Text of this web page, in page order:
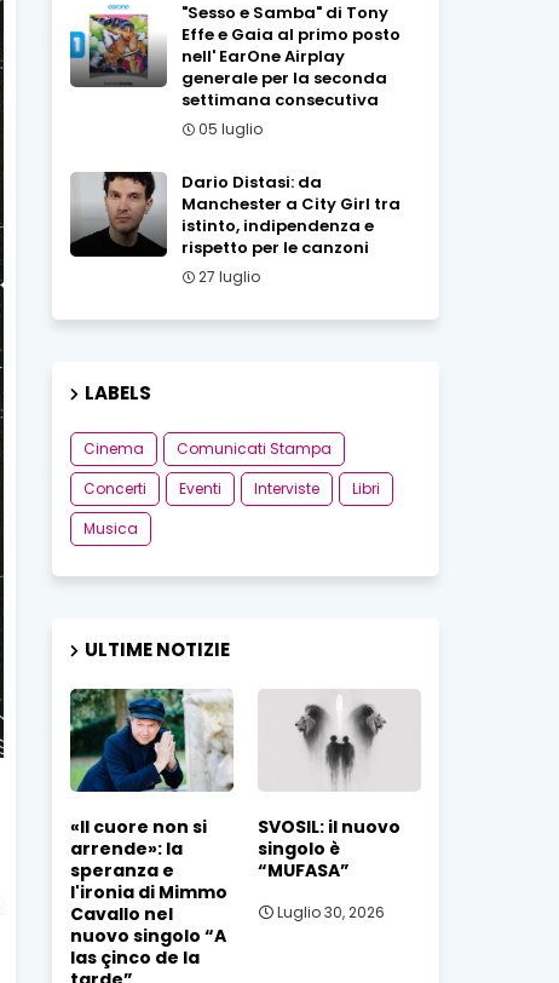
"Sesso e Samba" di Tony
Effe e Gaia al primo posto
nell' EarOne Airplay
generale per la seconda
settimana consecutiva
05 luglio
Dario Distasi: da
Manchester a City Girl tra
istinto, indipendenza e
rispetto per le canzoni
27 luglio
LABELS
Cinema
Comunicati Stampa
Concerti
Eventi Interviste
Libri
Musica
ULTIME NOTIZIE
«Il cuore non si
arrende»: la
speranza e
l'ironia di Mimmo
Cavallo nel
nuovo singolo “A
las çinco de la
SVOSIL: il nuovo
singolo è
“MUFASA”
Luglio 30, 2026